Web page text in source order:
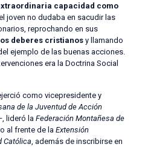
capacidad como
joven no dudaba en sacudir las
reprochando en sus
deberes cristianosy llamando
ejemplo de las buenas acciones.
era la Doctrina Social
como vicepresidente y
de la Juventud de Acción
lideró la Federación Montañesa de
al frente de la Extensión
Católica, además de inscribirse en